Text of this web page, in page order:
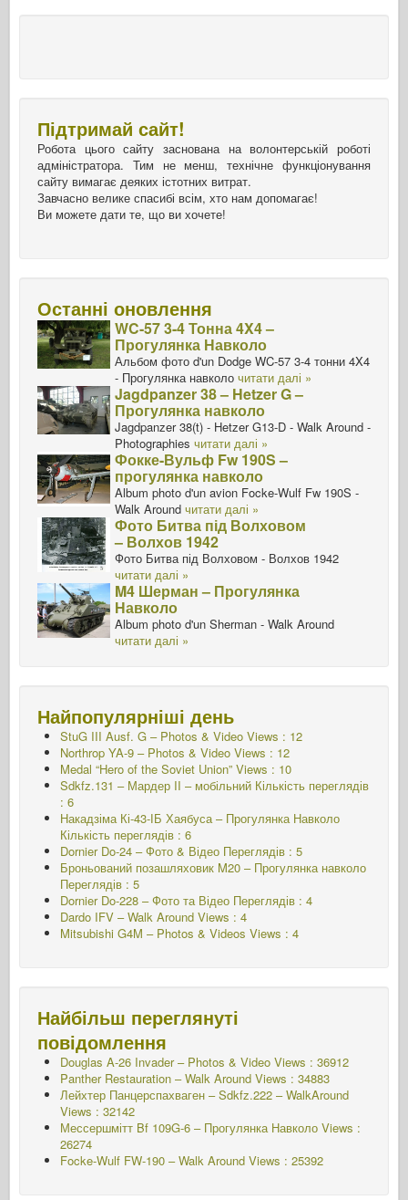
Підтримай сайт!
Робота цього сайту заснована на волонтерській роботі
адміністратора. Тим не менш, технічне функціонування
сайту вимагає деяких істотних витрат.
Завчасно велике спасибі всім, хто нам допомагає!
Ви можете дати те, що ви хочете!
Останні оновлення
WC-57 3-4 Тонна 4X4 –
Прогулянка Навколо
Альбом фото d'un Dodge WC-57 3-4 тонни 4X4
- Прогулянка навколо читати далі »
Jagdpanzer 38 – Hetzer G –
Прогулянка навколо
Jagdpanzer 38(t) - Hetzer G13-D - Walk Around -
Photographies читати далі »
Фокке-Вульф Fw 190S –
прогулянка навколо
Album photo d'un avion Focke-Wulf Fw 190S -
Walk Around читати далі »
Фото Битва під Волховом
– Волхов 1942
Фото Битва під Волховом - Волхов 1942
читати далі »
M4 Шерман – Прогулянка
Навколо
Album photo d'un Sherman - Walk Around
читати далі »
Найпопулярніші день
StuG III Ausf. G – Photos & Video Views : 12
Northrop YA-9 – Photos & Video Views : 12
Medal “Hero of the Soviet Union” Views : 10
Sdkfz.131 – Мардер II – мобільний Кількість переглядів
: 6
Накадзіма Кі-43-ІБ Хаябуса – Прогулянка Навколо
Кількість переглядів : 6
Dornier Do-24 – Фото & Відео Переглядів : 5
Броньований позашляховик M20 – Прогулянка навколо
Переглядів : 5
Dornier Do-228 – Фото та Відео Переглядів : 4
Dardo IFV – Walk Around Views : 4
Mitsubishi G4M – Photos & Videos Views : 4
Найбільш переглянуті
повідомлення
Douglas A-26 Invader – Photos & Video Views : 36912
Panther Restauration – Walk Around Views : 34883
Лейхтер Панцерспахваген – Sdkfz.222 – WalkAround
Views : 32142
Мессершмітт Bf 109G-6 – Прогулянка Навколо Views :
26274
Focke-Wulf FW-190 – Walk Around Views : 25392